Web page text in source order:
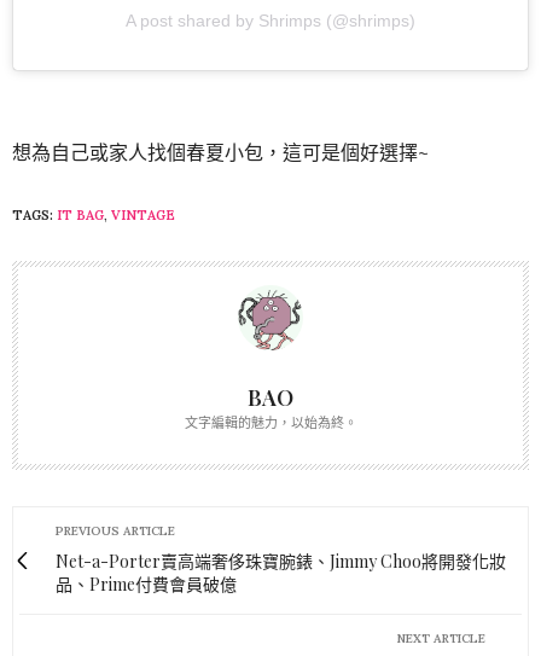
A post shared by Shrimps (@shrimps)
想為自己或家人找個春夏小包，這可是個好選擇~
TAGS: IT BAG, VINTAGE
BAO
文字編輯的魅力，以始為終。
PREVIOUS ARTICLE
Net-a-Porter賣高端奢侈珠寶腕錶、Jimmy Choo將開發化妝
品、Prime付費會員破億
NEXT ARTICLE